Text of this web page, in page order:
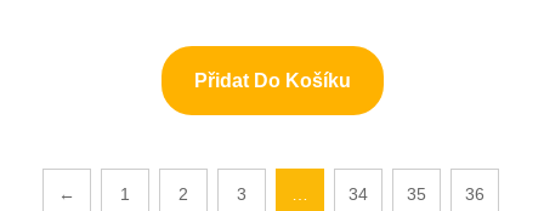
Přidat Do Košíku
← 1 2 3 34 35 36